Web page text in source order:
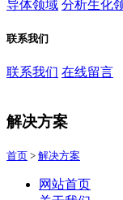
导体领域 分析生化
联系我们
联系我们 在线留言
解决方案
首页 > 解决方案
网站首页